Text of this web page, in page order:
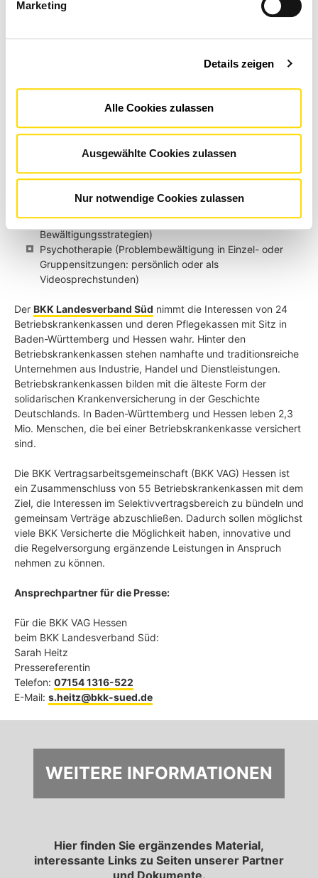
Marketing
Details zeigen
Alle Cookies zulassen
Ausgewählte Cookies zulassen
Nur notwendige Cookies zulassen
gemeinsam mit dem Patienten dessen individuellen
Aus den folgenden Bausteinen wird ein optimales
Psychosoziale Beratung (Unterstützung bei sozialen
Online-Selbsthilfeprogramm (Professionelle und
Unterstützungsprogrammen)
Telefoncoaching (Regelmäßige Telefongespräche mit
Psychoedukation (Erklärung zu Ursachen der
Erkrankung und Entwicklung von
Bewältigungsstrategien)
Psychotherapie (Problembewältigung in Einzel- oder
Gruppensitzungen: persönlich oder als
Videosprechstunden)
Der BKK Landesverband Süd nimmt die Interessen von 24
Betriebskrankenkassen und deren Pflegekassen mit Sitz in
Baden-Württemberg und Hessen wahr. Hinter den
Betriebskrankenkassen stehen namhafte und traditionsreiche
Unternehmen aus Industrie, Handel und Dienstleistungen.
Betriebskrankenkassen bilden mit die älteste Form der
solidarischen Krankenversicherung in der Geschichte
Deutschlands. In Baden-Württemberg und Hessen leben 2,3
Mio. Menschen, die bei einer Betriebskrankenkasse versichert
sind.
Die BKK Vertragsarbeitsgemeinschaft (BKK VAG) Hessen ist
ein Zusammenschluss von 55 Betriebskrankenkassen mit dem
Ziel, die Interessen im Selektivvertragsbereich zu bündeln und
gemeinsam Verträge abzuschließen. Dadurch sollen möglichst
viele BKK Versicherte die Möglichkeit haben, innovative und
die Regelversorgung ergänzende Leistungen in Anspruch
nehmen zu können.
Ansprechpartner für die Presse:
Für die BKK VAG Hessen
beim BKK Landesverband Süd:
Sarah Heitz
Pressereferentin
Telefon: 07154 1316-522
E-Mail: s.heitz@bkk-sued.de
WEITERE INFOR­MATIONEN
Hier finden Sie ergänzendes Material,
interessante Links zu Seiten unserer Partner
und Dokumente.